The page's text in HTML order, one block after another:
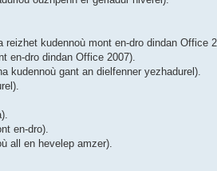
kudennoù mont en-dro dindan Office
en-dro dindan Office 2007).
kudennoù gant an dielfenner yezhadurel).
en-dro).
all en hevelep amzer).